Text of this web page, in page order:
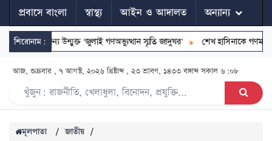
প্রবাসে বাংলা
স্বাস্থ্য আইন ও আদালত অন্যান্য
শিরোনাম:
সবার জন্য উন্মুক্ত ‘জুলাই গণঅভ্যুত্থান স্মৃতি জাদুঘর’ শেখ হাসিনাকে
আজ, শুক্রবার , ৭ আগস্ট, ২০২৬ খ্রিষ্টাব্দ , ২৩ শ্রাবণ, ১৪৩৩ বঙ্গাব্দসকাল ৬:০৮
মূলপাতা / জাতীয় /